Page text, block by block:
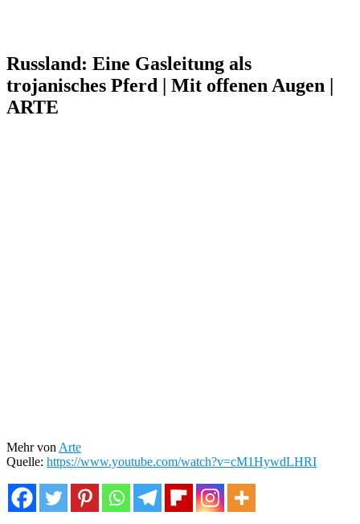
Russland: Eine Gasleitung als
trojanisches Pferd | Mit offenen Augen |
ARTE
Mehr von Arte
Quelle: https://www.youtube.com/watch?v=cM1HywdLHRI